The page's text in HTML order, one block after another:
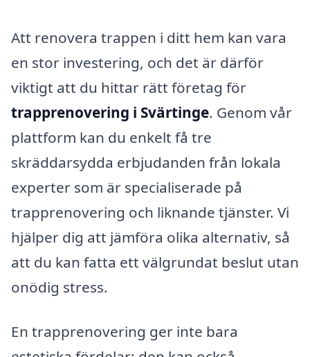
Att renovera trappen i ditt hem kan vara
en stor investering, och det är därför
viktigt att du hittar rätt företag för
trapprenovering i Svärtinge. Genom vår
plattform kan du enkelt få tre
skräddarsydda erbjudanden från lokala
experter som är specialiserade på
trapprenovering och liknande tjänster. Vi
hjälper dig att jämföra olika alternativ, så
att du kan fatta ett välgrundat beslut utan
onödig stress.
En trapprenovering ger inte bara